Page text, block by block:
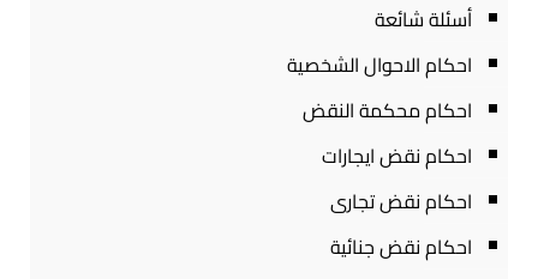
أسئلة شائعة
احكام الاحوال الشخصية
احكام محكمة النقض
احكام نقض ايجارات
احكام نقض تجارى
احكام نقض جنائية